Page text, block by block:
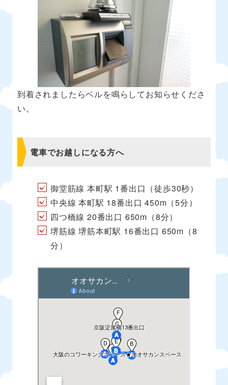
到着されましたらベルを鳴らしてお知らせくださ
い。
電車でお越しになる方へ
御堂筋線 本町駅 1番出口（徒歩30秒）
中央線 本町駅 18番出口 450m（5分）
四つ橋線 20番出口 650m（8分）
堺筋線 堺筋本町駅 16番出口 650m（8
分）